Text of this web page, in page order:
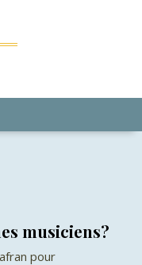
musiciens?
pour